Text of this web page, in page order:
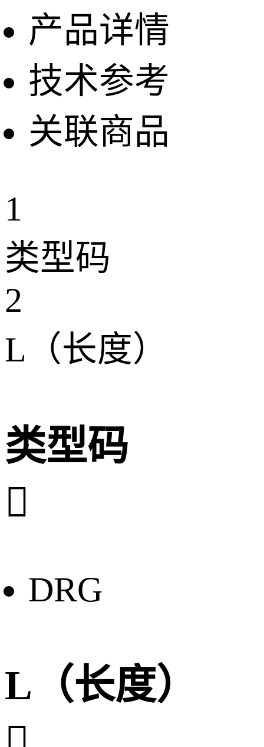
产品详情
技术参考
关联商品
1
类型码
2
L（长度）
类型码

DRG
L（长度）